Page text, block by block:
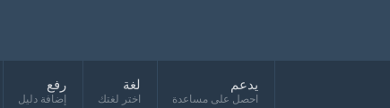
رفع
إضافة دليل
لغة
اختر لغتك
يدعم
احصل على مساعدة